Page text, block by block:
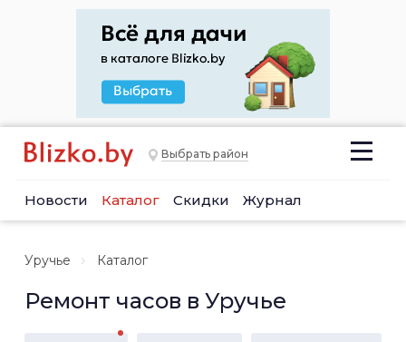
Выбрать район
Новости Каталог Скидки Журнал
Уручье Каталог
Ремонт часов в Уручье